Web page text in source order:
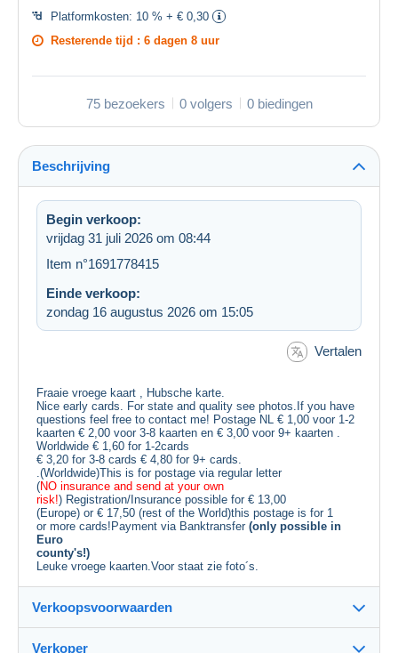
Platformkosten: 10 % + € 0,30
Resterende tijd : 6 dagen 8 uur
75 bezoekers 0 volgers 0 biedingen
Beschrijving
Begin verkoop:
vrijdag 31 juli 2026 om 08:44
Item n°1691778415
Einde verkoop:
zondag 16 augustus 2026 om 15:05
Vertalen
Fraaie vroege kaart , Hubsche karte.
Nice early cards. For state and quality see photos.If you have
questions feel free to contact me! Postage NL € 1,00 voor 1-2
kaarten € 2,00 voor 3-8 kaarten en € 3,00 voor 9+ kaarten .
Worldwide € 1,60 for 1-2cards
€ 3,20 for 3-8 cards € 4,80 for 9+ cards.
.(Worldwide)This is for postage via regular letter
(NO insurance and send at your own
risk!) Registration/Insurance possible for € 13,00
(Europe) or € 17,50 (rest of the World)this postage is for 1
or more cards!Payment via Banktransfer (only possible in
Euro
county's!)
Leuke vroege kaarten.Voor staat zie foto´s.
Verkoopsvoorwaarden
Verkoper